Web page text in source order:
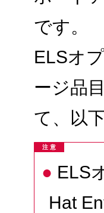
です。
ELSオ
ージ品
て、以
注 意
ELS
Hat